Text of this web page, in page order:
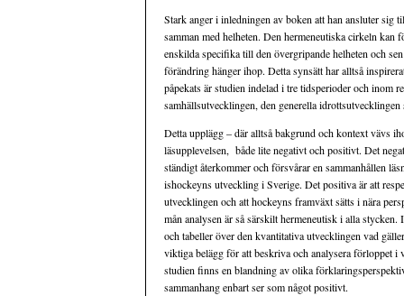
Stark anger i inledningen av boken att han ansluter sig
samman med helheten. Den hermeneutiska cirkeln kan
enskilda specifika till den övergripande helheten och
förändring hänger ihop. Detta synsätt har alltså
påpekats är studien indelad i tre tidsperioder och inom
samhällsutvecklingen, den generella
Detta upplägg – där alltså bakgrund och kontext vävs
läsupplevelsen, både lite negativt och positivt. Det
ständigt återkommer och försvårar en sammanhållen
ishockeyns utveckling i Sverige. Det positiva är att
utvecklingen och att hockeyns framväxt sätts i nära
mån analysen är så särskilt hermeneutisk i alla
och tabeller över den kvantitativa utvecklingen vad
viktiga belägg för att beskriva och analysera förloppet i
studien finns en blandning av olika
sammanhang enbart ser som något positivt.